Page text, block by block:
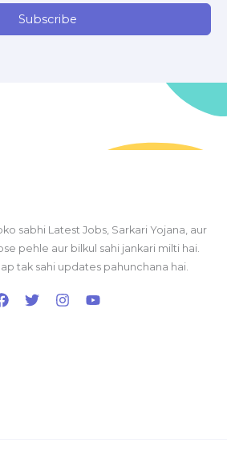
Subscribe
sabhi Latest Jobs, Sarkari Yojana, aur
pehle aur bilkul sahi jankari milti hai.
tak sahi updates pahunchana hai.